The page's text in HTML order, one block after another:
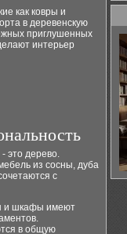
как ковры и
в деревенскую
приглушенных
интерьер
это дерево.
из сосны, дуба
с
и шкафы имеют
в общую